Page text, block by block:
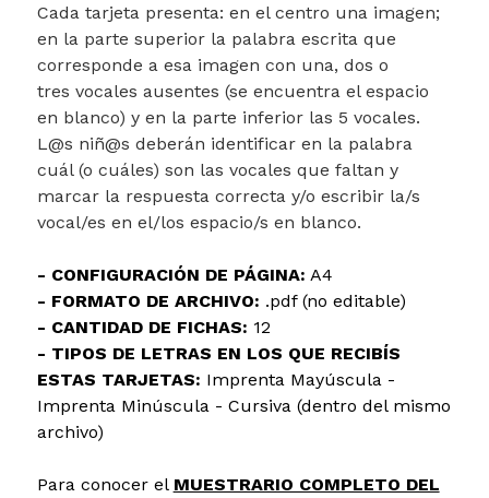
Cada tarjeta presenta: en el centro una imagen;
en la parte superior la palabra escrita que
corresponde a esa imagen con una, dos o
tres vocales ausentes (se encuentra el espacio
en blanco) y en la parte inferior las 5 vocales.
L@s niñ@s deberán identificar en la palabra
cuál (o cuáles) son las vocales que faltan y
marcar la respuesta correcta y/o escribir la/s
vocal/es en el/los espacio/s en blanco.
- CONFIGURACIÓN DE PÁGINA: A4
- FORMATO DE ARCHIVO: .pdf (no editable)
- CANTIDAD DE FICHAS: 12
- TIPOS DE LETRAS EN LOS QUE RECIBÍS
ESTAS TARJETAS: Imprenta Mayúscula -
Imprenta Minúscula - Cursiva (dentro del mismo
archivo)
Para conocer el MUESTRARIO COMPLETO DEL